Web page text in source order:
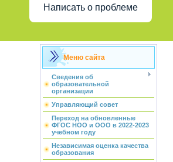
Написать о проблеме
Меню сайта
Сведения об
образовательной
организации
Управляющий совет
Переход на обновленные
ФГОС НОО и ООО в 2022-2023
учебном году
Независимая оценка качества
образования